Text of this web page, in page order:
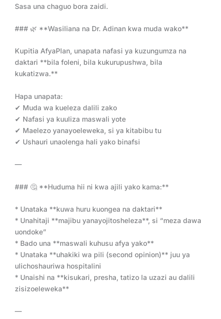
Sasa una chaguo bora zaidi.
### 🌿 **Wasiliana na Dr. Adinan kwa muda wako**
Kupitia AfyaPlan, unapata nafasi ya kuzungumza na
daktari **bila foleni, bila kukurupushwa, bila
kukatizwa.**
Hapa unapata:
✔ Muda wa kueleza dalili zako
✔ Nafasi ya kuuliza maswali yote
✔ Maelezo yanayoeleweka, si ya kitabibu tu
✔ Ushauri unaolenga hali yako binafsi
—
### 🤔 **Huduma hii ni kwa ajili yako kama:**
* Unataka **kuwa huru kuongea na daktari**
* Unahitaji **majibu yanayojitosheleza**, si “meza dawa
uondoke”
* Bado una **maswali kuhusu afya yako**
* Unataka **uhakiki wa pili (second opinion)** juu ya
ulichoshauriwa hospitalini
* Unaishi na **kisukari, presha, tatizo la uzazi au dalili
zisizoeleweka**
—